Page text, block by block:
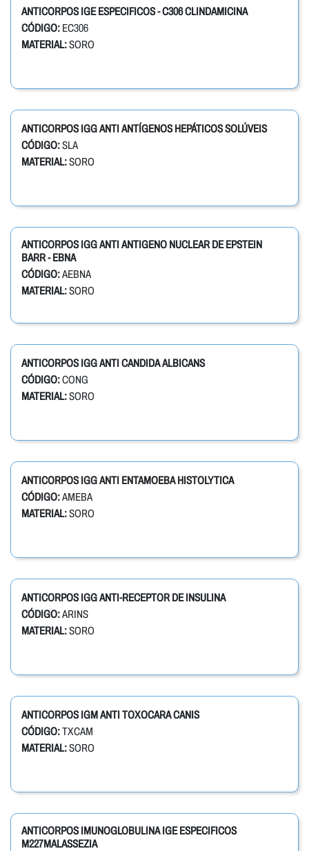
ANTICORPOS IGE ESPECIFICOS - C306 CLINDAMICINA
CÓDIGO: EC306
MATERIAL:SORO
ANTICORPOS IGG ANTI ANTÍGENOS HEPÁTICOS SOLÚVEIS
CÓDIGO:SLA
MATERIAL:SORO
ANTICORPOS IGG ANTI ANTIGENO NUCLEAR DE EPSTEIN
BARR - EBNA
CÓDIGO:AEBNA
MATERIAL:SORO
ANTICORPOS IGG ANTI CANDIDA ALBICANS
CÓDIGO:CONG
MATERIAL:SORO
ANTICORPOS IGG ANTI ENTAMOEBA HISTOLYTICA
CÓDIGO:AMEBA
MATERIAL:SORO
ANTICORPOS IGG ANTI-RECEPTOR DE INSULINA
CÓDIGO:ARINS
MATERIAL:SORO
ANTICORPOS IGM ANTI TOXOCARA CANIS
CÓDIGO:TXCAM
MATERIAL:SORO
ANTICORPOS IMUNOGLOBULINA IGE ESPECIFICOS
M227MALASSEZIA